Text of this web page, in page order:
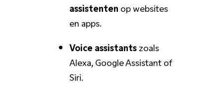
assistenten op websites
en apps.
Voice assistantszoals
Alexa, Google Assistant of
Siri.